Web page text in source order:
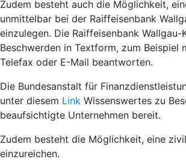
Zudem besteht auch die Möglichkeit,
unmittelbar bei der Raiffeisenbank
einzulegen. Die Raiffeisenbank Wallgau-
Beschwerden in Textform, zum Beispiel
Telefax oder E-Mail beantworten.
Die Bundesanstalt für
unter diesem Link Wissenswertes zu
beaufsichtigte Unternehmen bereit.
Zudem besteht die Möglichkeit, eine
einzureichen.